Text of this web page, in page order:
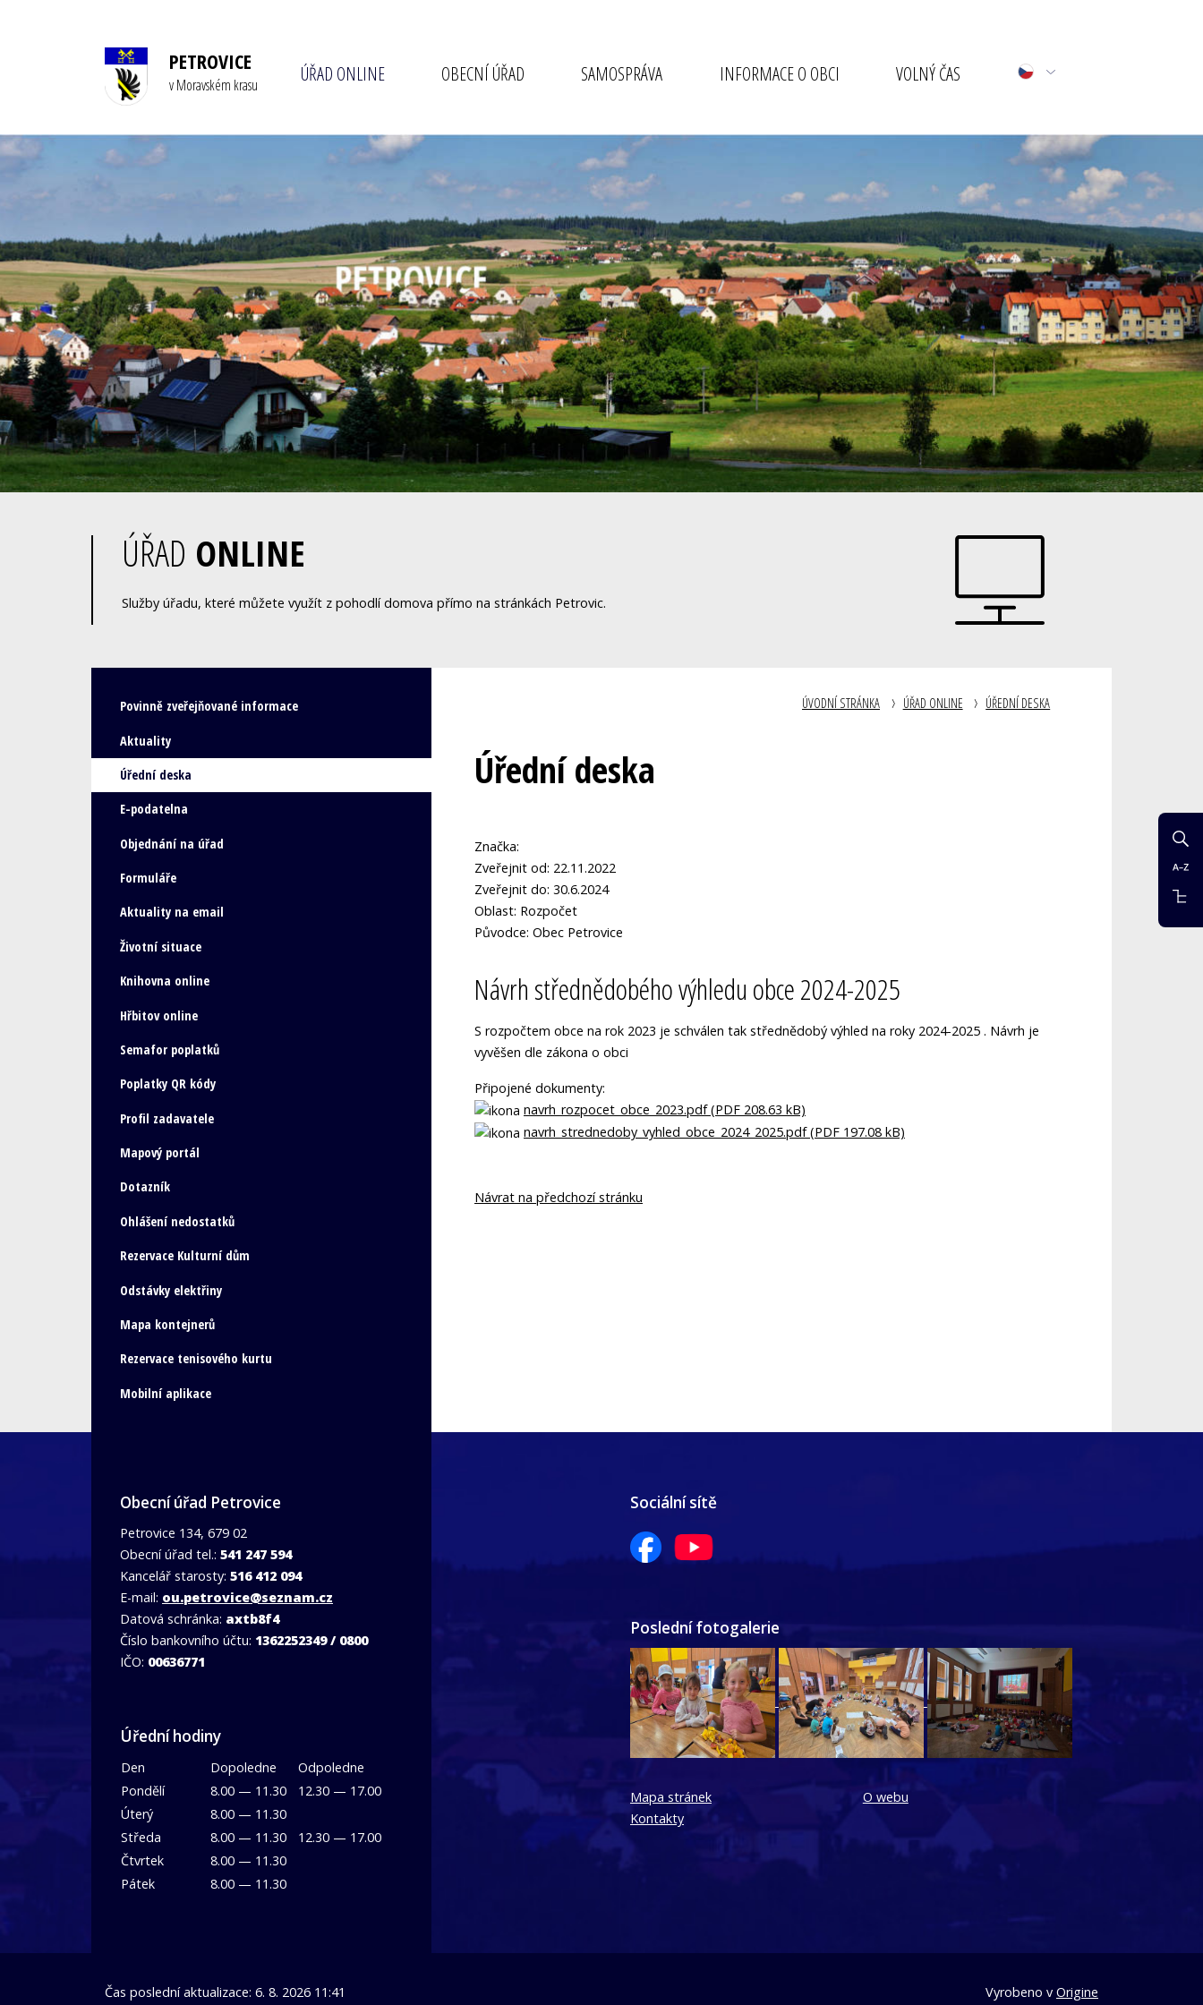
PETROVICE
v Moravském krasu ÚŘAD ONLINE OBECNÍ ÚŘAD SAMOSPRÁVA INFORMACE O OBCI VOLNÝ ČAS
ÚŘAD ONLINE
Služby úřadu, které můžete využít z pohodlí domova přímo na stránkách Petrovic.
ÚVODNÍ STRÁNKA ÚŘAD ONLINE ÚŘEDNÍ DESKA
Úřední deska
Značka:
Zveřejnit od: 22.11.2022
Zveřejnit do: 30.6.2024
Oblast: Rozpočet
Původce: Obec Petrovice
Návrh střednědobého výhledu obce 2024-2025
S rozpočtem obce na rok 2023 je schválen tak střednědobý výhled na roky 2024-2025 . Návrh je
vyvěšen dle zákona o obci
Připojené dokumenty:
navrh_rozpocet_obce_2023.pdf (PDF 208.63 kB)
navrh_strednedoby_vyhled_obce_2024_2025.pdf (PDF 197.08 kB)
Návrat na předchozí stránku
Povinně zveřejňované informace
Aktuality
Úřední deska
E-podatelna
Objednání na úřad
Formuláře
Aktuality na email
Životní situace
Knihovna online
Hřbitov online
Semafor poplatků
Poplatky QR kódy
Profil zadavatele
Mapový portál
Dotazník
Ohlášení nedostatků
Rezervace Kulturní dům
Odstávky elektřiny
Mapa kontejnerů
Rezervace tenisového kurtu
Mobilní aplikace
Obecní úřad Petrovice
Petrovice 134, 679 02
Obecní úřad tel.: 541 247 594
Kancelář starosty: 516 412 094
E-mail: ou.petrovice@seznam.cz
Datová schránka: axtb8f4
Číslo bankovního účtu: 1362252349 / 0800
IČO: 00636771
Úřední hodiny
Den Dopoledne
Odpoledne
Pondělí
8.00 — 11.30
12.30 — 17.00
Úterý
8.00 — 11.30
Středa
8.00 — 11.30
12.30 — 17.00
Čtvrtek
8.00 — 11.30
Pátek
8.00 — 11.30
Sociální sítě
Poslední fotogalerie
Mapa stránek
Kontakty
O webu
Čas poslední aktualizace: 6. 8. 2026 11:41 Vyrobeno v Origine